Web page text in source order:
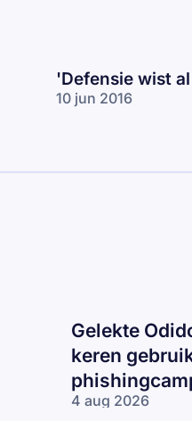
'Defensie wist
10 jun 2016
Gelekte
keren
4 aug 2026